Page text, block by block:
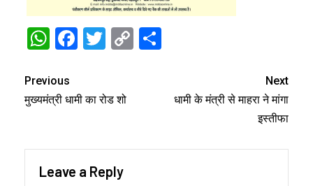
WhatsApp
Facebook
Twitter
Copy
Previous
मुख्यमंत्री धामी का रोड शो
Next
धामी के मंत्री से माहरा ने मांगा
इस्तीफा
Leave a Reply